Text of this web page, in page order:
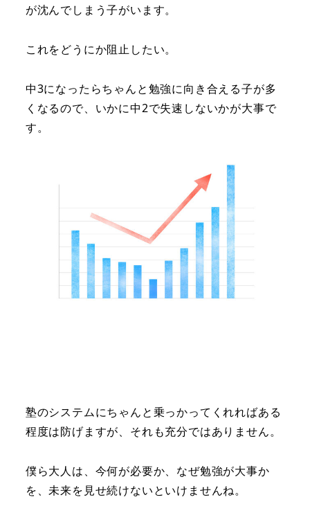
が沈んでしまう子がいます。
これをどうにか阻止したい。
中3になったらちゃんと勉強に向き合える子が多
くなるので、いかに中2で失速しないかが大事で
す。
塾のシステムにちゃんと乗っかってくれればある
程度は防げますが、それも充分ではありません。
僕ら大人は、今何が必要か、なぜ勉強が大事か
を、未来を見せ続けないといけませんね。